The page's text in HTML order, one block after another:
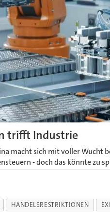
trifft Industrie
macht sich mit voller Wucht
- doch das könnte zu
HANDELSRESTRIKTIONEN